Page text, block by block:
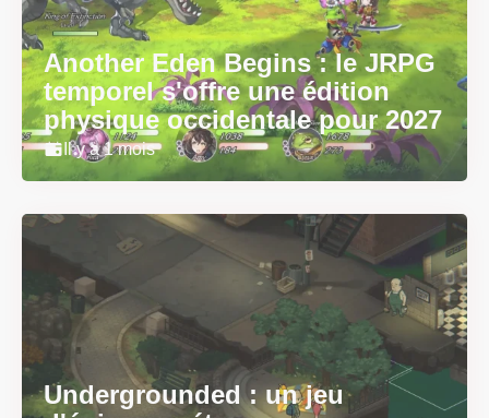
Another Eden Begins : le JRPG
temporel s'offre une édition
physique occidentale pour 2027
Il y a 1 mois
Undergrounded : un jeu